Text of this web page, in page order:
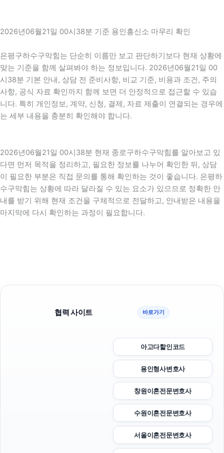
2026년06월21일 00시38분 기준 용인흥신소 마무리 확인
은평구하수구막힘는 단순히 이름만 보고 판단하기보다 현재 상황에
맞는 기준을 함께 살펴봐야 하는 정보입니다. 2026년06월21일 00
시38분 기본 안내, 상담 전 준비사항, 비교 기준, 비용과 조건, 주의
사항, 공식 자료 확인까지 함께 보면 더 안정적으로 접근할 수 있습
니다. 특히 개인정보, 계약, 신청, 결제, 자료 제출이 연결되는 경우에
는 세부 내용을 충분히 확인해야 합니다.
2026년06월21일 00시38분 현재 종로구하수구막힘를 알아보고 있
다면 먼저 목적을 정리하고, 필요한 정보를 나누어 확인한 뒤, 상담
이 필요한 부분은 직접 문의를 통해 확인하는 것이 좋습니다. 은평하
수구막힘는 상황에 따라 달라질 수 있는 요소가 있으므로 정확한 안
내를 받기 위해 현재 조건을 구체적으로 전달하고, 안내받은 내용을
마지막에 다시 확인하는 과정이 필요합니다.
협력 사이트 바로가기
아고다할인코드
용인형사변호사
창원이혼전문변호사
수원이혼전문변호사
서울이혼전문변호사